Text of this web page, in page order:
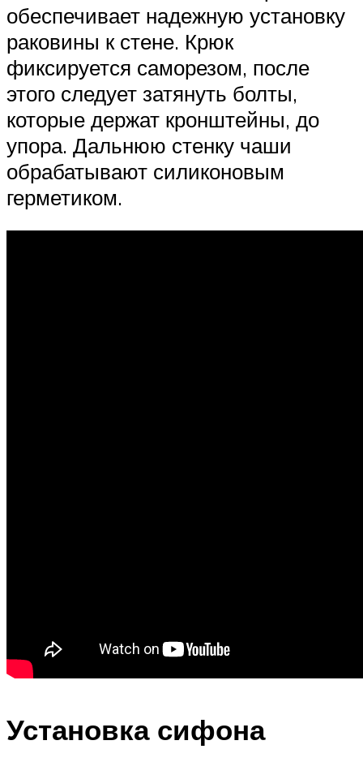
обеспечивает надежную установку
раковины к стене. Крюк
фиксируется саморезом, после
этого следует затянуть болты,
которые держат кронштейны, до
упора. Дальнюю стенку чаши
обрабатывают силиконовым
герметиком.
Установка сифона